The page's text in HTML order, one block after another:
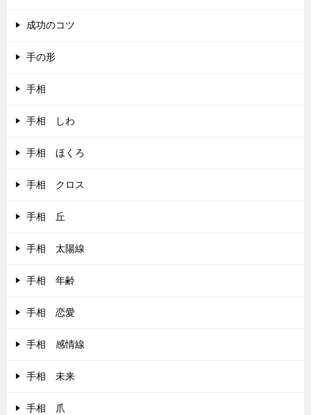
成功のコツ
手の形
手相
手相 しわ
手相 ほくろ
手相 クロス
手相 丘
手相 太陽線
手相 年齢
手相 恋愛
手相 感情線
手相 未来
手相 爪